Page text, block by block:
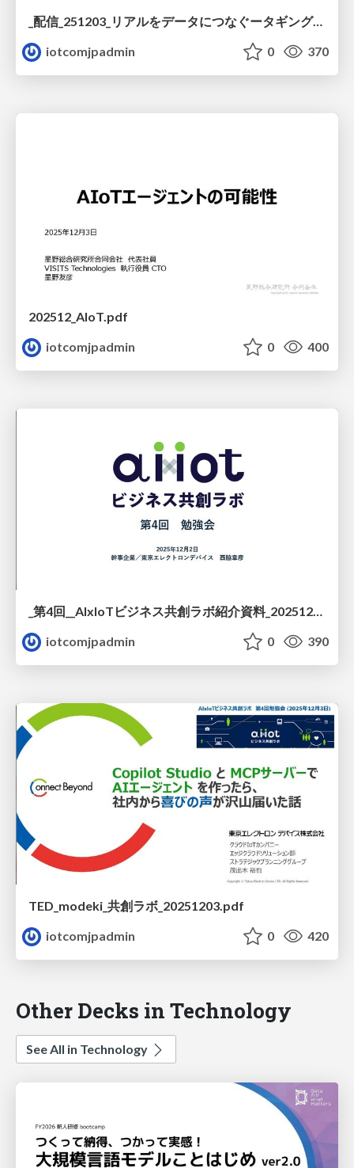
_配信_251203_リアルをデータにつなぐータギング技術が生み出すIoT_AI時代の新たな価値_AIxIoTビジネス共創ラボ_.pdf
iotcomjpadmin
0 370
202512_AIoT.pdf
iotcomjpadmin
0 400
_第4回__AIxIoTビジネス共創ラボ紹介資料_20251203.pdf
iotcomjpadmin
0 390
TED_modeki_共創ラボ_20251203.pdf
iotcomjpadmin
0 420
Other Decks in Technology
See All in Technology